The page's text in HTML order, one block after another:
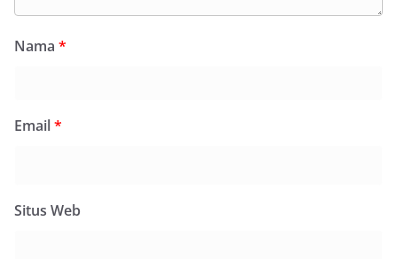
Nama *
Email*
Situs Web